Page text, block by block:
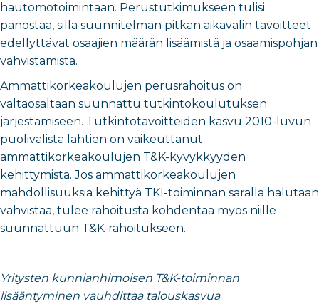
hautomotoimintaan. Perustutkimukseen tulisi
panostaa, sillä suunnitelman pitkän aikavälin tavoitteet
edellyttävät osaajien määrän lisäämistä ja osaamispohjan
vahvistamista.
Ammattikorkeakoulujen perusrahoitus on
valtaosaltaan suunnattu tutkintokoulutuksen
järjestämiseen. Tutkintotavoitteiden kasvu 2010-luvun
puolivälistä lähtien on vaikeuttanut
ammattikorkeakoulujen T&K-kyvykkyyden
kehittymistä. Jos ammattikorkeakoulujen
mahdollisuuksia kehittyä TKI-toiminnan saralla halutaan
vahvistaa, tulee rahoitusta kohdentaa myös niille
suunnattuun T&K-rahoitukseen.
Yritysten kunnianhimoisen T&K-toiminnan
lisääntyminen vauhdittaa talouskasvua